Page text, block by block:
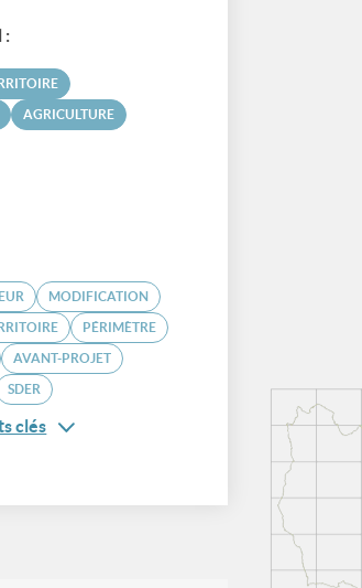
:
AGRICULTURE
MODIFICATION
PÉRIMÈTRE
AVANT-PROJET
SDER
clés